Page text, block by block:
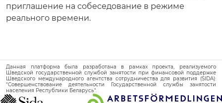
приглашение на собеседование в режиме
реального времени.
Данная платформа была разработана в рамках проекта, реализуемого
Шведской государственной службой занятости при финансовой поддержке
Шведского международного агентства сотрудничества для развития (SIDA):
"Совершенствование деятельности Государственной службы занятости
населения Республики Беларусь".